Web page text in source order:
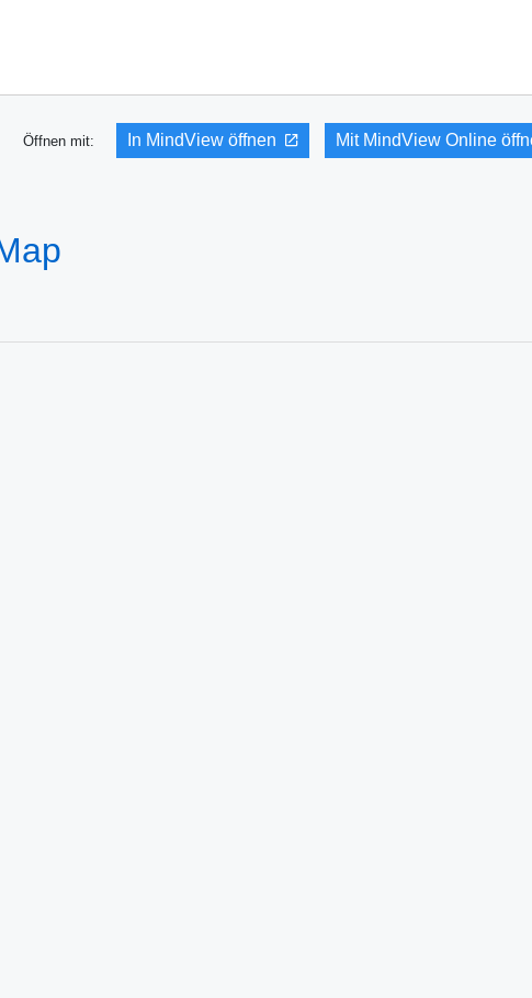
Öffnen mit: In MindView öffnen Mit MindView Online